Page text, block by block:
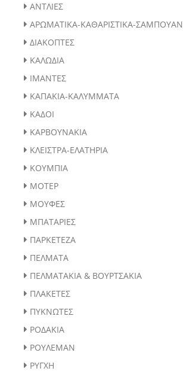
ΑΝΤΛΙΕΣ
ΑΡΩΜΑΤΙΚΑ-ΚΑΘΑΡΙΣΤΙΚΑ-ΣΑΜΠΟΥΑΝ
ΔΙΑΚΟΠΤΕΣ
ΚΑΛΩΔΙΑ
ΙΜΑΝΤΕΣ
ΚΑΠΑΚΙΑ-ΚΑΛΥΜΜΑΤΑ
ΚΑΔΟΙ
ΚΑΡΒΟΥΝΑΚΙΑ
ΚΛΕΙΣΤΡΑ-ΕΛΑΤΗΡΙΑ
ΚΟΥΜΠΙΑ
ΜΟΤΕΡ
ΜΟΥΦΕΣ
ΜΠΑΤΑΡΙΕΣ
ΠΑΡΚΕΤΕΖΑ
ΠΕΛΜΑΤΑ
ΠΕΛΜΑΤΑΚΙΑ & ΒΟΥΡΤΣΑΚΙΑ
ΠΛΑΚΕΤΕΣ
ΠΥΚΝΩΤΕΣ
ΡΟΔΑΚΙΑ
ΡΟΥΛΕΜΑΝ
ΡΥΓΧΗ